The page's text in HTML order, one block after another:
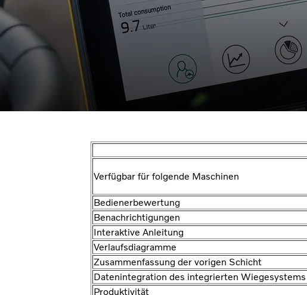
Verfügbar für folgende Maschinen
Bedienerbewertung
Benachrichtigungen
Interaktive Anleitung
Verlaufsdiagramme
Zusammenfassung der vorigen Schicht
Datenintegration des integrierten Wiegesystems
Produktivität